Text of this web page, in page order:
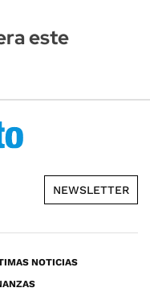
este
NEWSLETTER
NOTICIAS